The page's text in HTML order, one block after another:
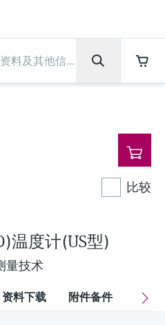
pH计
services
务
—— 提高
型，实
卓越运营
提供全方
版物, 软
习平台上
技能。
方案
对未来
职业生
作机会
工作机
温度计(US型)
量技术
比较
资料下载 附件备件 关联